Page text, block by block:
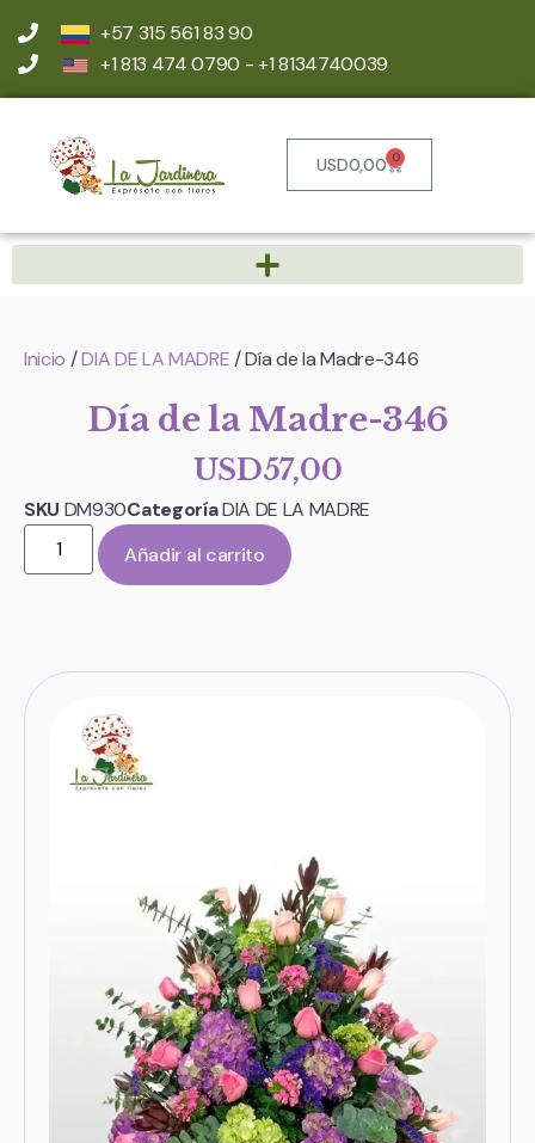
+57 315 561 83 90
+1 813 474 0790 - +1 8134740039
USD0,00 0
Inicio /DIA DE LA MADRE / Día de la Madre-346
Día de la Madre-346
USD57,00
SKU DM930CategoríaDIA DE LA MADRE
Añadir al carrito